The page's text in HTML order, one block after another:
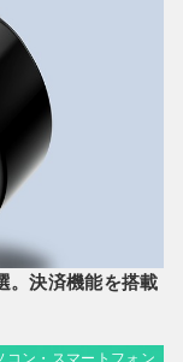
。決済機能を搭載
コン・スマートフォン